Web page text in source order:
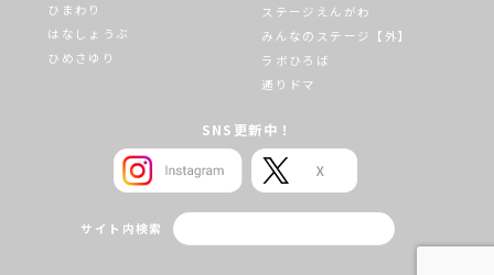
ひまわり
はなしょうぶ
ひめさゆり
ステージえんがわ
みんなのステージ【外】
ラボひろば
通りドマ
SNS更新中！
サイト内検索